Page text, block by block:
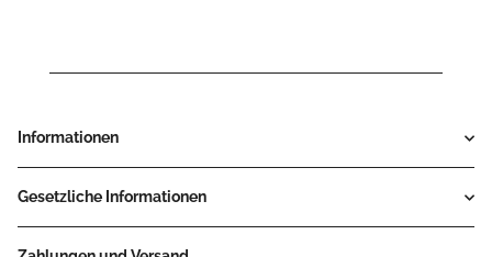
Informationen
Gesetzliche Informationen